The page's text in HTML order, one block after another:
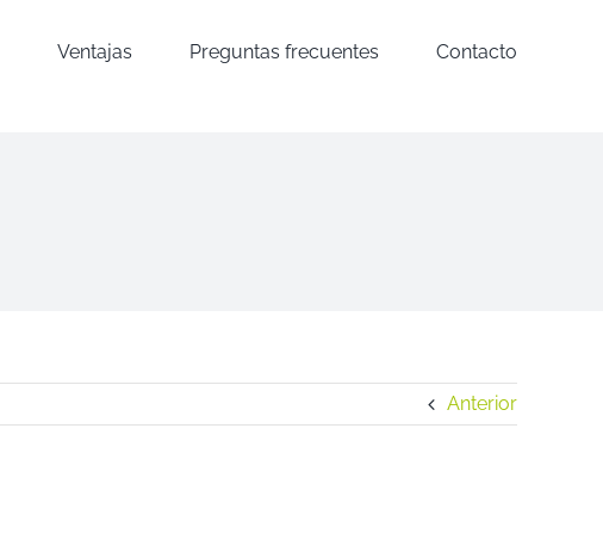
Ventajas Preguntas frecuentes Contacto
Anterior